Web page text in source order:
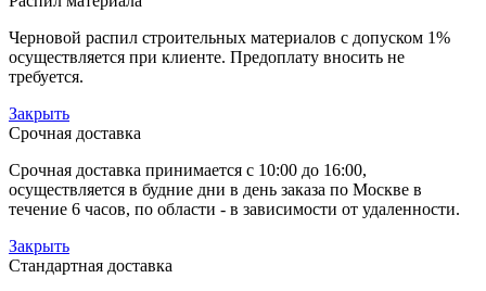
Черновой распил строительных материалов с допуском 1%
осуществляется при клиенте. Предоплату вносить не
требуется.
Закрыть
Срочная доставка
Срочная доставка принимается с 10:00 до 16:00,
осуществляется в будние дни в день заказа по Москве в
течение 6 часов, по области - в зависимости от удаленности.
Закрыть
Стандартная доставка